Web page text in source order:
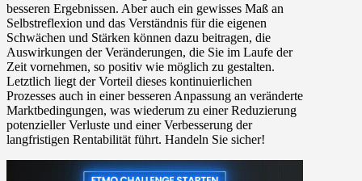
besseren Ergebnissen. Aber auch ein gewisses Maß an
Selbstreflexion und das Verständnis für die eigenen
Schwächen und Stärken können dazu beitragen, die
Auswirkungen der Veränderungen, die Sie im Laufe der
Zeit vornehmen, so positiv wie möglich zu gestalten.
Letztlich liegt der Vorteil dieses kontinuierlichen
Prozesses auch in einer besseren Anpassung an veränderte
Marktbedingungen, was wiederum zu einer Reduzierung
potenzieller Verluste und einer Verbesserung der
langfristigen Rentabilität führt. Handeln Sie sicher!